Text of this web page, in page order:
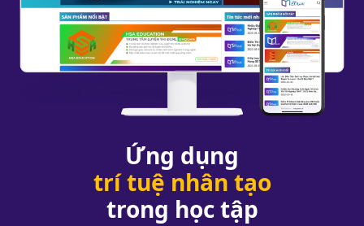
Ứng dụng
trí tuệ nhân tạo
trong học tập